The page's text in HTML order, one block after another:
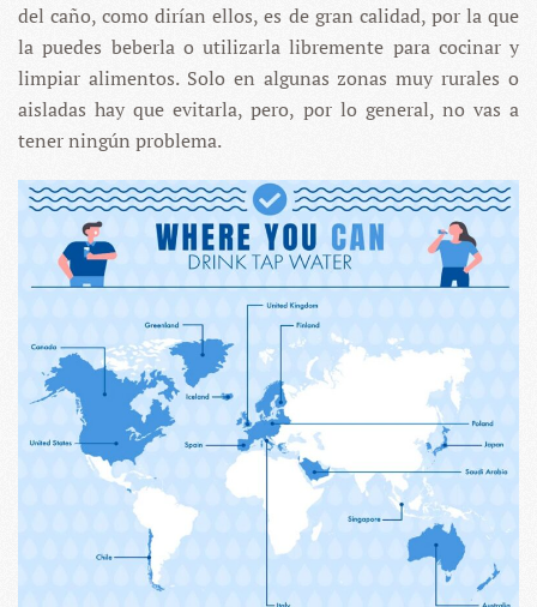
del caño, como dirían ellos, es de gran calidad, por la que
la puedes beberla o utilizarla libremente para cocinar y
limpiar alimentos. Solo en algunas zonas muy rurales o
aisladas hay que evitarla, pero, por lo general, no vas a
tener ningún problema.